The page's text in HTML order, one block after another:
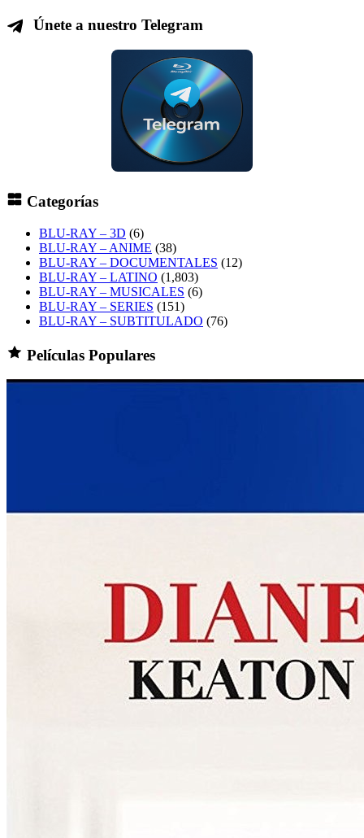
Únete a nuestro Telegram
Categorías
BLU-RAY – 3D (6)
BLU-RAY – ANIME (38)
BLU-RAY – DOCUMENTALES (12)
BLU-RAY – LATINO (1,803)
BLU-RAY – MUSICALES (6)
BLU-RAY – SERIES (151)
BLU-RAY – SUBTITULADO (76)
Películas Populares